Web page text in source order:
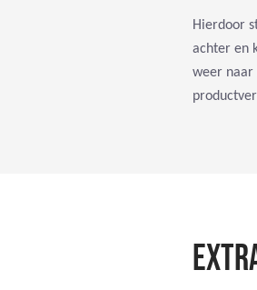
Hierdoor
achter en
weer naar